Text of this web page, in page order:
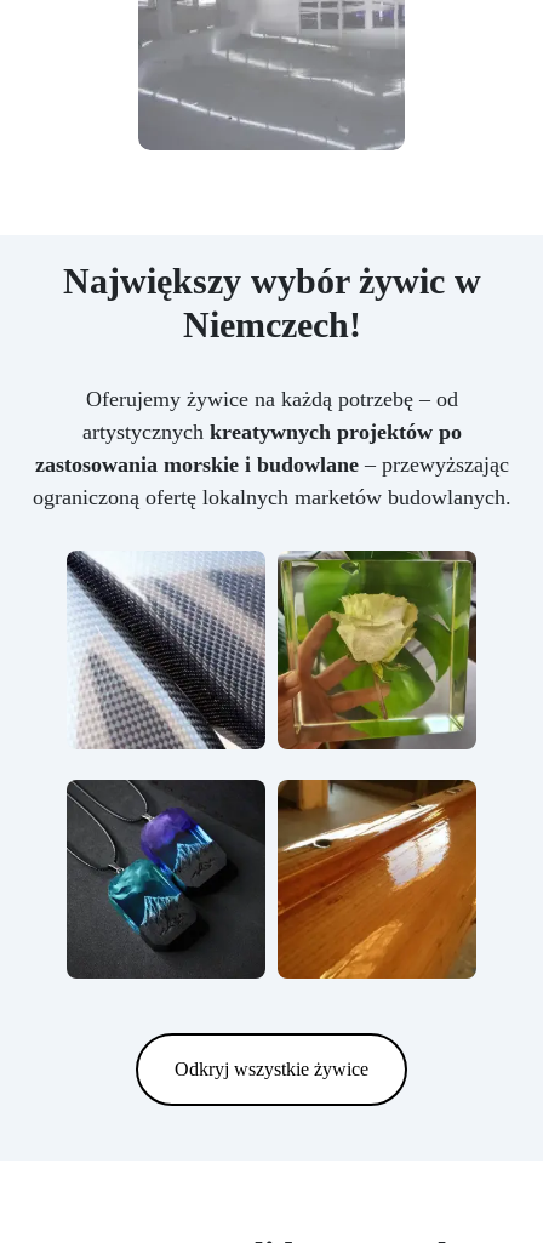
Największy wybór żywic w
Niemczech!
Oferujemy żywice na każdą potrzebę – od
artystycznych kreatywnych projektów po
zastosowania morskie i budowlane– przewyższając
ograniczoną ofertę lokalnych marketów budowlanych.
Odkryj wszystkie żywice